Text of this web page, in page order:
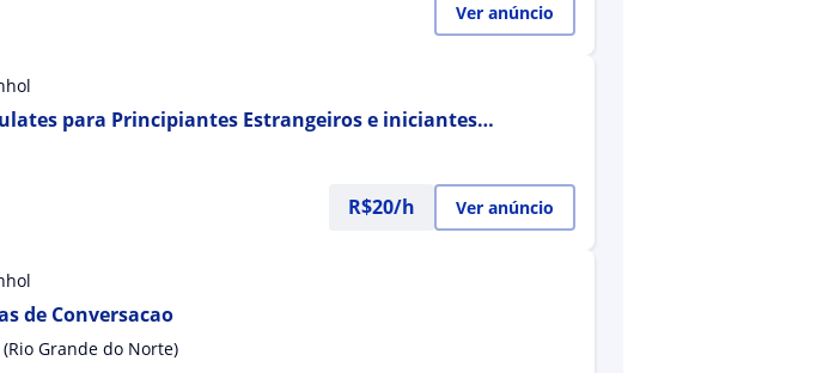
Ver anúncio
para Principiantes Estrangeiros e iniciantes
R$20/h Ver anúncio
de Conversacao
Grande do Norte)